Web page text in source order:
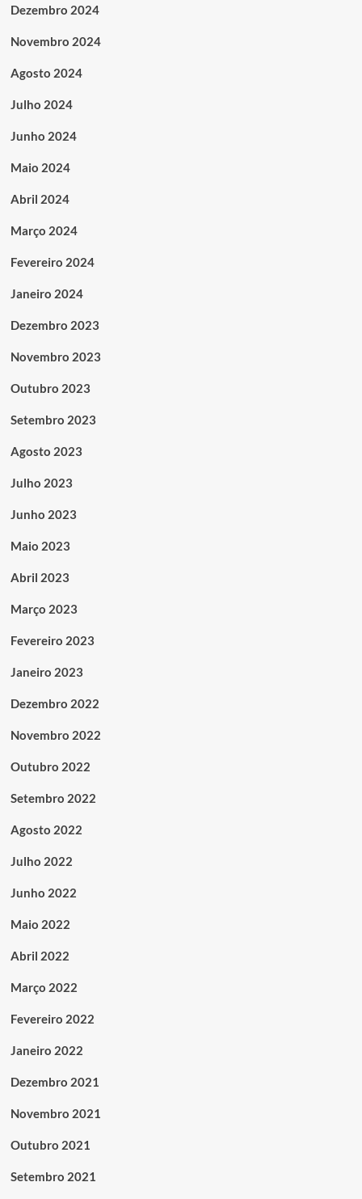
Dezembro 2024
Novembro 2024
Agosto 2024
Julho 2024
Junho 2024
Maio 2024
Abril 2024
Março 2024
Fevereiro 2024
Janeiro 2024
Dezembro 2023
Novembro 2023
Outubro 2023
Setembro 2023
Agosto 2023
Julho 2023
Junho 2023
Maio 2023
Abril 2023
Março 2023
Fevereiro 2023
Janeiro 2023
Dezembro 2022
Novembro 2022
Outubro 2022
Setembro 2022
Agosto 2022
Julho 2022
Junho 2022
Maio 2022
Abril 2022
Março 2022
Fevereiro 2022
Janeiro 2022
Dezembro 2021
Novembro 2021
Outubro 2021
Setembro 2021